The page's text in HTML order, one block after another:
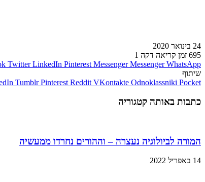
24 בינואר 2020
695 זמן קריאה דקה 1
Twitter LinkedIn Pinterest Messenger Messenger WhatsApp
שיתוף
Tumblr Pinterest Reddit VKontakte Odnoklassniki Pocket
כתבות באותה קטגוריה
המורה לביולוגיה נעצרה – וההורים נחרדו ממעשיה
14 באפריל 2022